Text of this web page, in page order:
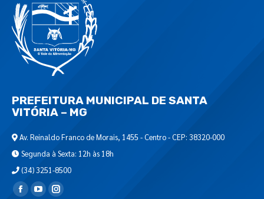
PREFEITURA MUNICIPAL DE SANTA
VITÓRIA – MG
Av. Reinaldo Franco de Morais, 1455 - Centro - CEP: 38320-000
Segunda à Sexta: 12h às 18h
(34) 3251-8500
Encontre-nos em: